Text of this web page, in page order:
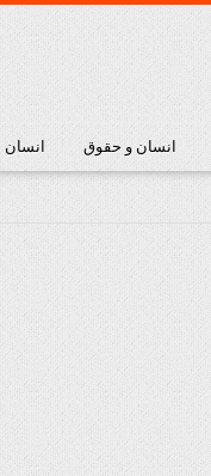
انسان و حقوق انسان